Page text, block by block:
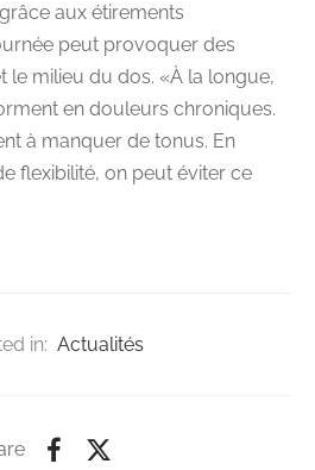
aux étirements
peut provoquer des
le milieu du dos. «À la longue,
en douleurs chroniques.
à manquer de tonus. En
flexibilité, on peut éviter ce
in: Actualités